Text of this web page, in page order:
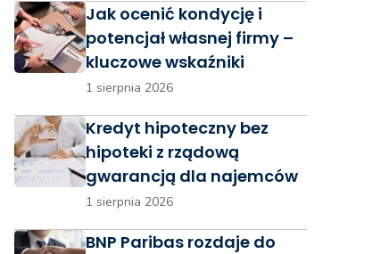
Jak ocenić kondycję i
potencjał własnej firmy –
kluczowe wskaźniki
1 sierpnia 2026
Kredyt hipoteczny bez
hipoteki z rządową
gwarancją dla najemców
1 sierpnia 2026
BNP Paribas rozdaje do